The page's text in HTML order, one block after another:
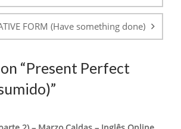
FORM (Have something done)
“Present Perfect
”